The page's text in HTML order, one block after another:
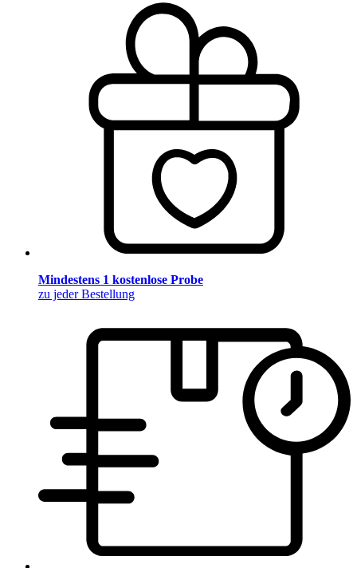
Mindestens 1 kostenlose Probe
zu jeder Bestellung